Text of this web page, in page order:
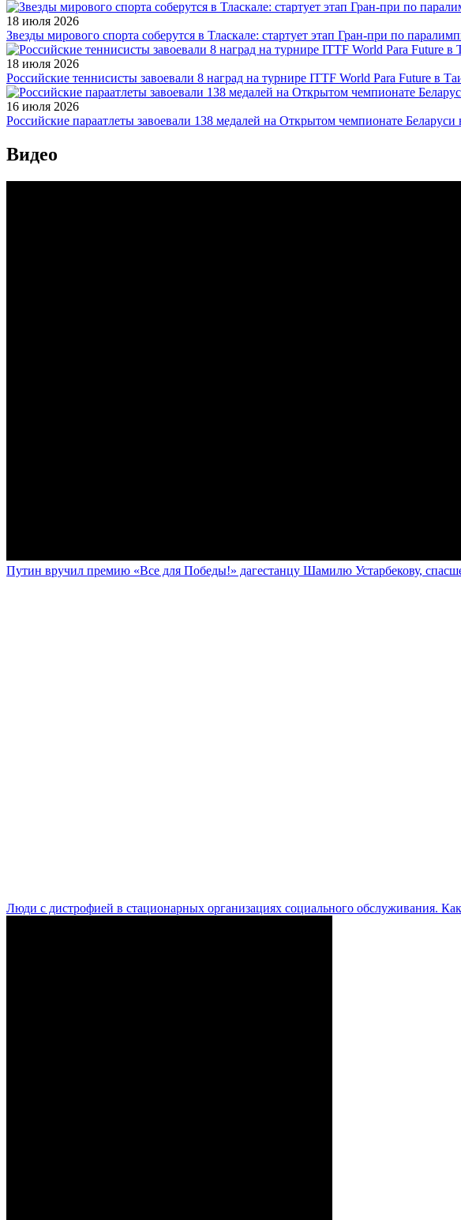
18 июля 2026
Звезды мирового спорта соберутся в Тласкале: стартует этап Гран-при по
18 июля 2026
Российские теннисисты завоевали 8 наград на турнире ITTF World Para Future в
16 июля 2026
Российские параатлеты завоевали 138 медалей на Открытом чемпионате
Видео
Путин вручил премию «Все для Победы!» дагестанцу Шамилю Устарбекову,
Люди с дистрофией в стационарных организациях социального обслуживания.